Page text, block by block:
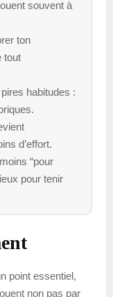
souvent à
ton
tout
habitudes :
d’effort.
“pour
pour tenir
point essentiel,
non pas par